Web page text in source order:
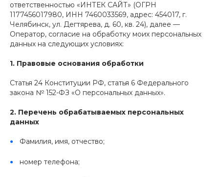
ответственностью «ИНТЕК САЙТ» (ОГРН
1177456017980, ИНН 7460033569, адрес: 454017, г.
Челябинск, ул. Дегтярева, д. 60, кв. 24), далее —
Оператор, согласие на обработку моих персональных
данных на следующих условиях:
1. Правовые основания обработки
Статья 24 Конституции РФ, статья 6 Федерального
закона № 152-ФЗ «О персональных данных».
2. Перечень обрабатываемых персональных
данных
Фамилия, имя, отчество;
номер телефона;